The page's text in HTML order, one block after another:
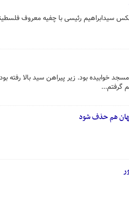
سیدابراهیم رئیسی با چفیه‌ معروف
خوابیده بود. زیر پیراهن سید بالا رفته
گرفتم...
هم حذف شود